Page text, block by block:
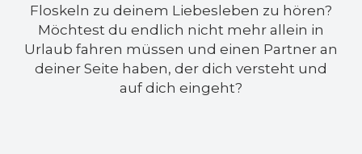
Floskeln zu deinem Liebesleben zu hören?
Möchtest du endlich nicht mehr allein in
Urlaub fahren müssen und einen Partner an
deiner Seite haben, der dich versteht und
auf dich eingeht?